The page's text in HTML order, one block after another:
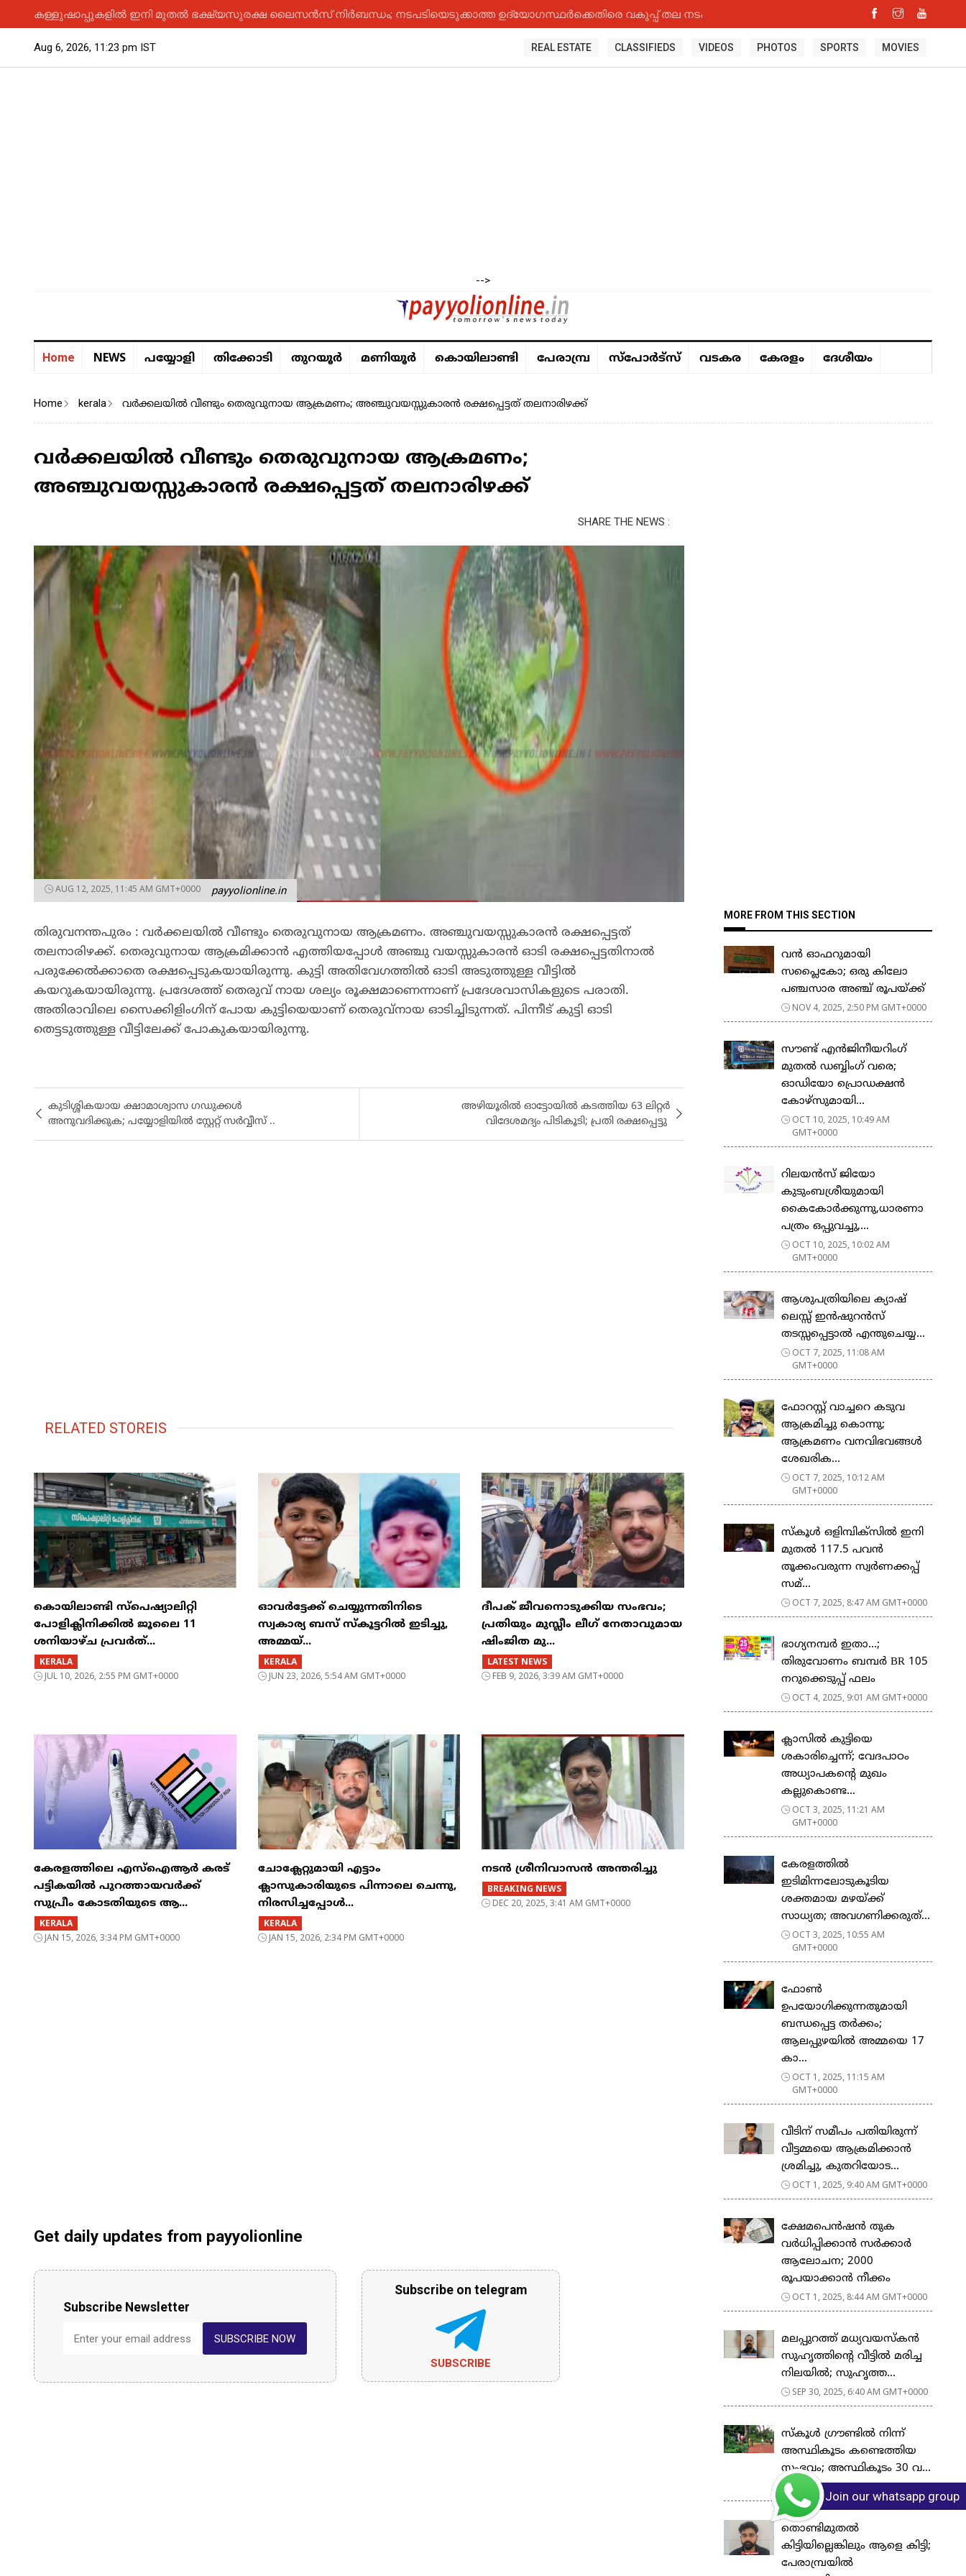
കള്ളുഷാപ്പുകളിൽ ഇനി മുതൽ ഭക്ഷ്യസുരക്ഷ ലൈസൻസ് നിർബന്ധം; നടപടിയെടുക്കാത്ത ഉദ്യോ​ഗസ്ഥർക്കെതിരെ വകുപ്പ് തല നടപടി
Aug 6, 2026, 11:23 pm IST REAL ESTATE CLASSIFIEDS VIDEOS PHOTOS SPORTS MOVIES
-->
Home NEWS പയ്യോളി തിക്കോടി തുറയൂര്‍ മണിയൂര്‍ കൊയിലാണ്ടി പേരാമ്പ്ര സ്പോർട്സ് വടകര കേരളം ദേശീയം
Home kerala വർക്കലയിൽ വീണ്ടും തെരുവുനായ ആക്രമണം; അഞ്ചുവയസ്സുകാരൻ രക്ഷപ്പെട്ടത് തലനാരിഴക്ക്
വർക്കലയിൽ വീണ്ടും തെരുവുനായ ആക്രമണം;
അഞ്ചുവയസ്സുകാരൻ രക്ഷപ്പെട്ടത് തലനാരിഴക്ക്
SHARE THE NEWS :
AUG 12, 2025, 11:45 AM GMT+0000 payyolionline.in
തിരുവനന്തപുരം : വർക്കലയിൽ വീണ്ടും തെരുവുനായ ആക്രമണം. അഞ്ചുവയസ്സുകാരൻ രക്ഷപ്പെട്ടത്
തലനാരിഴക്ക്. തെരുവുനായ ആക്രമിക്കാൻ എത്തിയപ്പോൾ അഞ്ചു വയസ്സുകാരൻ ഓടി രക്ഷപ്പെട്ടതിനാൽ
പരുക്കേൽക്കാതെ രക്ഷപ്പെടുകയായിരുന്നു. കുട്ടി അതിവേഗത്തിൽ ഓടി അടുത്തുള്ള വീട്ടിൽ
കയറുകയായിരുന്നു. പ്രദേശത്ത് തെരുവ് നായ ശല്യം രൂക്ഷമാണെന്നാണ് പ്രദേശവാസികളുടെ പരാതി.
അതിരാവിലെ സൈക്കിളിംഗിന് പോയ കുട്ടിയെയാണ് തെരുവ്‌നായ ഓടിച്ചിടുന്നത്. പിന്നീട് കുട്ടി ഓടി
തെട്ടടുത്തുള്ള വീട്ടിലേക്ക് പോകുകയായിരുന്നു.
കുടിശ്ശികയായ ക്ഷാമാശ്വാസ ഗഡുക്കൾ
അനുവദിക്കുക; പയ്യോളിയിൽ സ്റ്റേറ്റ് സർവ്വീസ് ..
അഴിയൂരിൽ ഓട്ടോയിൽ കടത്തിയ 63 ലിറ്റർ
വിദേശമദ്യം പിടികൂടി; പ്രതി രക്ഷപ്പെട്ടു
RELATED STOREIS
കൊയിലാണ്ടി സ്പെഷ്യാലിറ്റി
പോളിക്ലിനിക്കിൽ ജൂലൈ 11
ശനിയാഴ്ച പ്രവർത്...
KERALA
JUL 10, 2026, 2:55 PM GMT+0000
ഓവർട്ടേക്ക് ചെയ്യുന്നതിനിടെ
സ്വകാര്യ ബസ് സ്കൂട്ടറിൽ ഇടിച്ചു,
അമ്മയ്...
KERALA
JUN 23, 2026, 5:54 AM GMT+0000
ദീപക് ജീവനൊടുക്കിയ സംഭവം;
പ്രതിയും മുസ്ലീം ലീഗ് നേതാവുമായ
ഷിംജിത മു...
LATEST NEWS
FEB 9, 2026, 3:39 AM GMT+0000
കേരളത്തിലെ എസ്ഐആർ കരട്
പട്ടികയിൽ പുറത്തായവർക്ക്
സുപ്രീം കോടതിയുടെ ആ...
KERALA
JAN 15, 2026, 3:34 PM GMT+0000
ചോക്ലേറ്റുമായി എട്ടാം
ക്ലാസുകാരിയുടെ പിന്നാലെ ചെന്നു,
നിരസിച്ചപ്പോൾ...
KERALA
JAN 15, 2026, 2:34 PM GMT+0000
നടൻ ശ്രീനിവാസൻ അന്തരിച്ചു
BREAKING NEWS
DEC 20, 2025, 3:41 AM GMT+0000
Get daily updates from payyolionline
Subscribe Newsletter
SUBSCRIBE NOW
Subscribe on telegram
SUBSCRIBE
MORE FROM THIS SECTION
വൻ ഓഫറുമായി
സപ്ലൈകോ; ഒരു കിലോ
പഞ്ചസാര അഞ്ച് രൂപയ്ക്ക്
NOV 4, 2025, 2:50 PM GMT+0000
സൗണ്ട് എൻജിനീയറിംഗ്
മുതൽ ഡബ്ബിംഗ് വരെ;
ഓഡിയോ പ്രൊഡക്ഷൻ
കോഴ്‌സുമായി...
OCT 10, 2025, 10:49 AM
GMT+0000
റിലയൻസ് ജിയോ
കുടുംബശ്രീയുമായി
കൈകോർക്കുന്നു,ധാരണാ
പത്രം ഒപ്പുവച്ചു,...
OCT 10, 2025, 10:02 AM
GMT+0000
ആശുപത്രിയിലെ ക്യാഷ്
ലെസ്സ് ഇന്‍ഷുറന്‍സ്
തടസ്സപ്പെട്ടാല്‍ എന്തുചെയ്യ...
OCT 7, 2025, 11:08 AM
GMT+0000
ഫോറസ്റ്റ് വാച്ചറെ കടുവ
ആക്രമിച്ചു കൊന്നു;
ആക്രമണം വനവിഭവങ്ങൾ
ശേഖരിക...
OCT 7, 2025, 10:12 AM
GMT+0000
സ്കൂൾ ഒളിമ്പിക്സിൽ ഇനി
മുതൽ 117.5 പവൻ
തൂക്കംവരുന്ന സ്വർണക്കപ്പ്
സമ്...
OCT 7, 2025, 8:47 AM GMT+0000
ഭാഗ്യനമ്പർ ഇതാ…;
തിരുവോണം ബമ്പർ BR 105
നറുക്കെടുപ്പ് ഫലം
OCT 4, 2025, 9:01 AM GMT+0000
ക്ലാസിൽ കുട്ടിയെ
ശകാരിച്ചെന്ന്; വേദപാഠം
അധ്യാപകന്റെ മുഖം
കല്ലുകൊണ്ട...
OCT 3, 2025, 11:21 AM
GMT+0000
കേരളത്തില്‍
ഇടിമിന്നലോടുകൂടിയ
ശക്തമായ മഴയ്ക്ക്
സാധ്യത; അവഗണിക്കരുത്...
OCT 3, 2025, 10:55 AM
GMT+0000
ഫോൺ
ഉപയോഗിക്കുന്നതുമായി
ബന്ധപ്പെട്ട തർക്കം;
ആലപ്പുഴയിൽ അമ്മയെ 17
കാ...
OCT 1, 2025, 11:15 AM
GMT+0000
വീടിന് സമീപം പതിയിരുന്ന്
വീട്ടമ്മയെ ആക്രമിക്കാൻ
ശ്രമിച്ചു, കുതറിയോട...
OCT 1, 2025, 9:40 AM GMT+0000
ക്ഷേമപെൻഷൻ തുക
വർധിപ്പിക്കാൻ സർക്കാർ
ആലോചന; 2000
രൂപയാക്കാൻ നീക്കം
OCT 1, 2025, 8:44 AM GMT+0000
മലപ്പുറത്ത് മധ്യവയസ്കൻ
സുഹൃത്തിന്‍റെ വീട്ടിൽ മരിച്ച
നിലയിൽ; സുഹൃത്ത...
SEP 30, 2025, 6:40 AM GMT+0000
സ്കൂള്‍ ഗ്രൗണ്ടിൽ നിന്ന്
അസ്ഥികൂടം കണ്ടെത്തിയ
സംഭവം; അസ്ഥികൂടം 30 വ...
SEP 21, 2025, 5:17 AM GMT+0000
തൊണ്ടിമുതല്‍
കിട്ടിയില്ലെങ്കിലും ആളെ കിട്ടി;
പേരാമ്പ്രയിൽ
Join our whatsapp group